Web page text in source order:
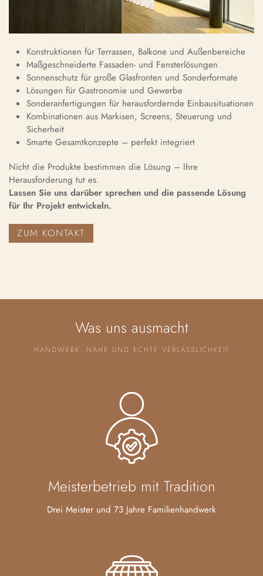
Konstruktionen für Terrassen, Balkone und Außenbereiche
Maßgeschneiderte Fassaden- und Fensterlösungen
Sonnenschutz für große Glasfronten und Sonderformate
Lösungen für Gastronomie und Gewerbe
Sonderanfertigungen für herausfordernde Einbausituationen
Kombinationen aus Markisen, Screens, Steuerung und
Sicherheit
Smarte Gesamtkonzepte – perfekt integriert
Nicht die Produkte bestimmen die Lösung – Ihre
Herausforderung tut es.
Lassen Sie uns darüber sprechen und die passende Lösung
für Ihr Projekt entwickeln.
ZUM KONTAKT
Was uns ausmacht
HANDWERK, NÄHE UND ECHTE VERLÄSSLICHKEIT
Meisterbetrieb mit Tradition
Drei Meister und 73 Jahre Familienhandwerk